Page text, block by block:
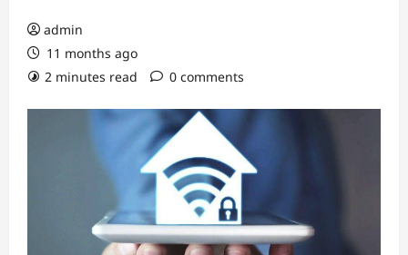
admin
11 months ago
2 minutes read
0 comments